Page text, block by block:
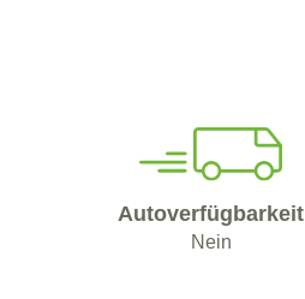
Autoverfügbarkeit
Nein